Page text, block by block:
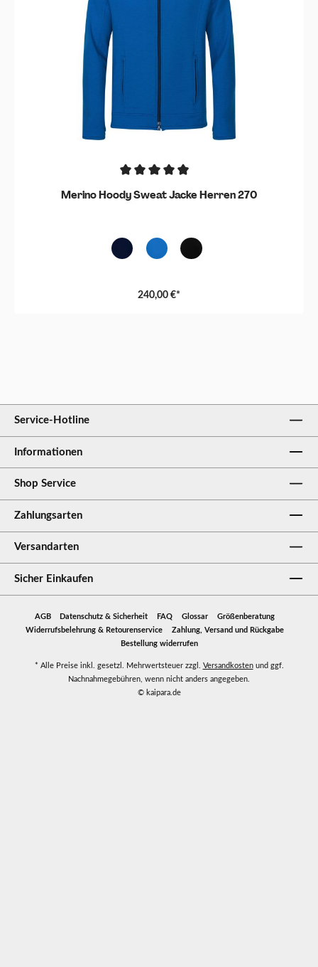
Merino Hoody Sweat Jacke Herren 270
Blau
(Diese Option ist zurzeit nicht verfügbar.)
Royal Schwarz
(Diese Option ist zurzeit nicht
240,00 €*
Service-Hotline
Informationen
Shop Service
Zahlungsarten
Versandarten
Sicher Einkaufen
AGB Datenschutz & Sicherheit FAQ Glossar
Größenberatung
Widerrufsbelehrung & Retourenservice
Zahlung, Versand und Rückgabe
Bestellung widerrufen
* Alle Preise inkl. gesetzl. Mehrwertsteuer zzgl. Versandkostenund ggf.
Nachnahmegebühren, wenn nicht anders angegeben.
© kaipara.de